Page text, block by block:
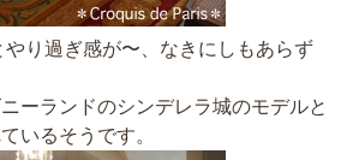
り過ぎ感が〜、なきにしもあらず
ーランドのシンデレラ城のモデルと
いるそうです。